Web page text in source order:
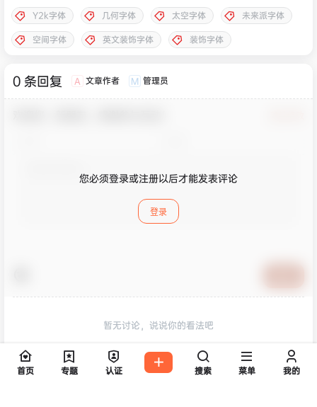
Y2k字体 几何字体 太空字体
未来派字体
空间字体
英文装饰字体 装饰字体
0 条回复 A 文章作者 M 管理员
您必须登录或注册以后才能发表评论
登录
暂无讨论，说说你的看法吧
首页 专题 认证 搜索 菜单 我的